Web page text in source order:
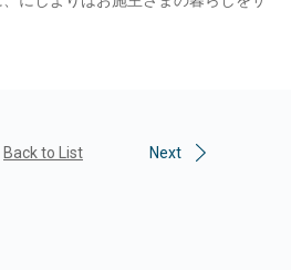
Back to List Next